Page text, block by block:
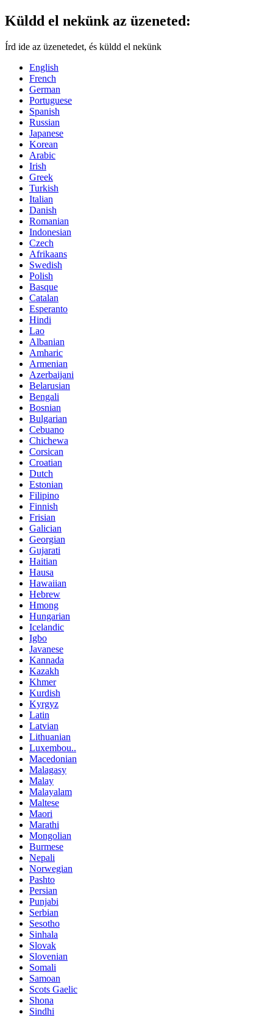
Küldd el nekünk az üzeneted:
Írd ide az üzenetedet, és küldd el nekünk
English
French
German
Portuguese
Spanish
Russian
Japanese
Korean
Arabic
Irish
Greek
Turkish
Italian
Danish
Romanian
Indonesian
Czech
Afrikaans
Swedish
Polish
Basque
Catalan
Esperanto
Hindi
Lao
Albanian
Amharic
Armenian
Azerbaijani
Belarusian
Bengali
Bosnian
Bulgarian
Cebuano
Chichewa
Corsican
Croatian
Dutch
Estonian
Filipino
Finnish
Frisian
Galician
Georgian
Gujarati
Haitian
Hausa
Hawaiian
Hebrew
Hmong
Hungarian
Icelandic
Igbo
Javanese
Kannada
Kazakh
Khmer
Kurdish
Kyrgyz
Latin
Latvian
Lithuanian
Luxembou..
Macedonian
Malagasy
Malay
Malayalam
Maltese
Maori
Marathi
Mongolian
Burmese
Nepali
Norwegian
Pashto
Persian
Punjabi
Serbian
Sesotho
Sinhala
Slovak
Slovenian
Somali
Samoan
Scots Gaelic
Shona
Sindhi